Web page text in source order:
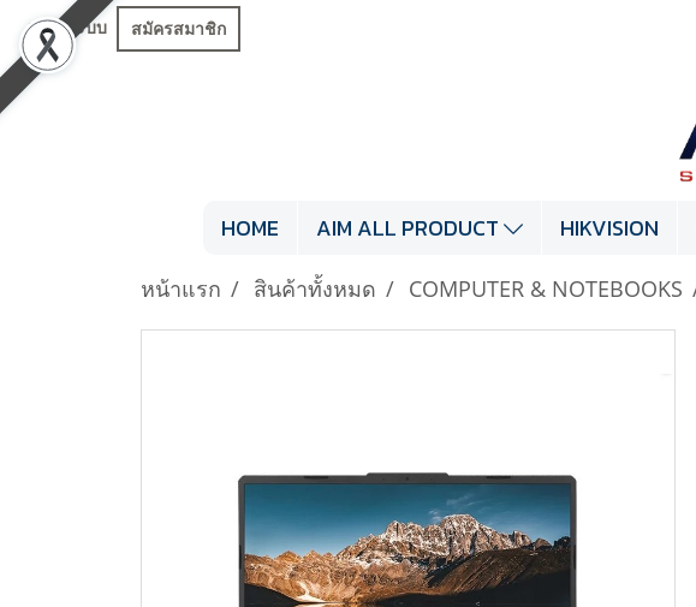
เข้าสู่ระบบ สมัครสมาชิก
HOME AIM ALL PRODUCT HIKVISION
หน้าแรก สินค้าทั้งหมด COMPUTER & NOTEBOOKS